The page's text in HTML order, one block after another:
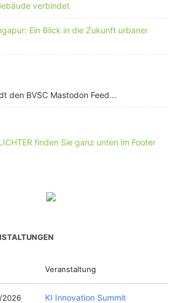
verbindet
Ein Blick in die Zukunft urbaner
den BVSC Mastodon Feed...
finden Sie ganz unten im Footer
Veranstaltung
2026
KI Innovation Summit